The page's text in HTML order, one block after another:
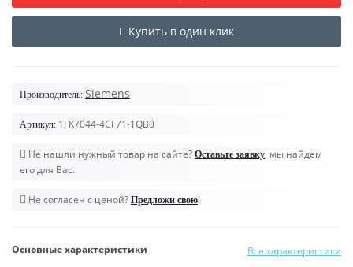
Купить в один клик
Производитель: Siemens
Артикул: 1FK7044-4CF71-1QB0
Не нашли нужный товар на сайте? Оставьте заявку, мы найдем
его для Вас.
Не согласен с ценой? Предложи свою!
Основные характеристики Все характеристики